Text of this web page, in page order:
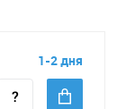
1-2 дня